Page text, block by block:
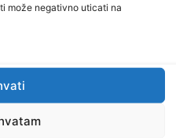
može negativno uticati na